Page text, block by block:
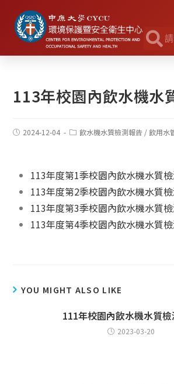
113年校園內飲水機水
2024-12-04 飲水機水質檢測報告 / 飲用水
113年度第1季校園內飲水機水質
113年度第2季校園內飲水機水質
113年度第3季校園內飲水機水質
113年度第4季校園內飲水機水質
YOU MIGHT ALSO LIKE
111年校園內飲水機水質
2023-03-20